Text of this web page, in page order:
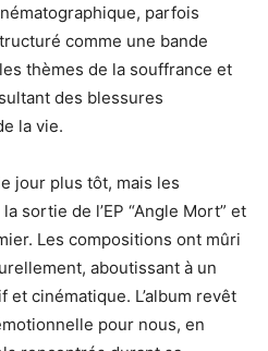
parfois
comme une bande
thèmes de la souffrance et
des blessures
la vie.
jour plus tôt, mais les
sortie de l’EP “Angle Mort” et
Les compositions ont mûri
aboutissant à un
cinématique. L’album revêt
pour nous, en